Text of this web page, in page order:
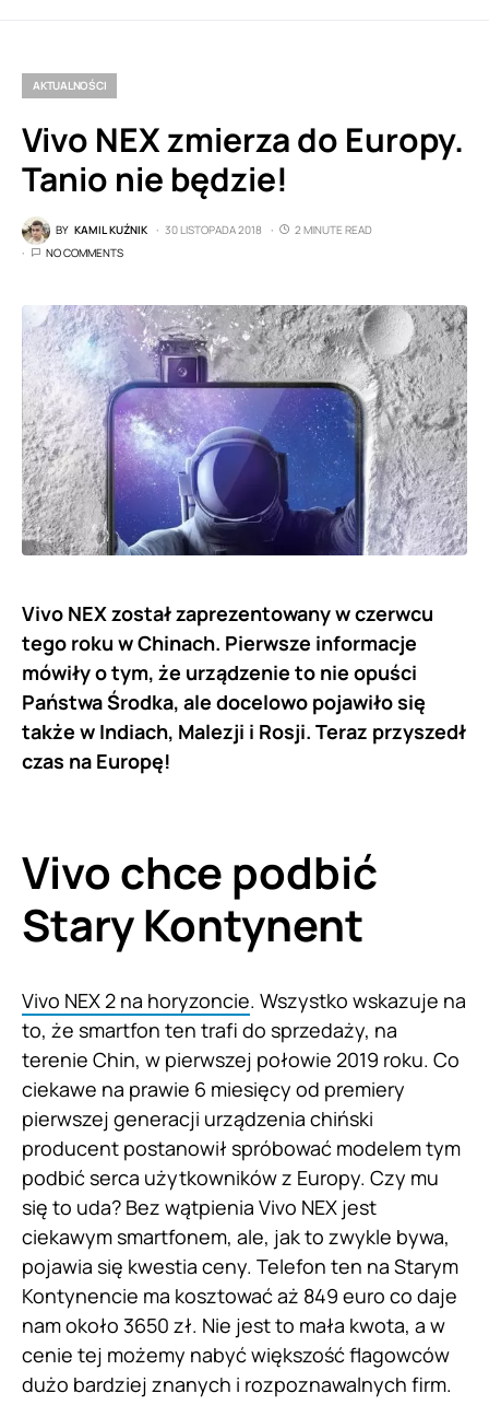
AKTUALNOŚCI
Vivo NEX zmierza do Europy.
Tanio nie będzie!
BY KAMIL KUŹNIK 30 LISTOPADA 2018
2 MINUTE READ
NO COMMENTS
Vivo NEX został zaprezentowany w czerwcu
tego roku w Chinach. Pierwsze informacje
mówiły o tym, że urządzenie to nie opuści
Państwa Środka, ale docelowo pojawiło się
także w Indiach, Malezji i Rosji. Teraz przyszedł
czas na Europę!
Vivo chce podbić
Stary Kontynent
Vivo NEX 2 na horyzoncie. Wszystko wskazuje na
to, że smartfon ten trafi do sprzedaży, na
terenie Chin, w pierwszej połowie 2019 roku. Co
ciekawe na prawie 6 miesięcy od premiery
pierwszej generacji urządzenia chiński
producent postanowił spróbować modelem tym
podbić serca użytkowników z Europy. Czy mu
się to uda? Bez wątpienia Vivo NEX jest
ciekawym smartfonem, ale, jak to zwykle bywa,
pojawia się kwestia ceny. Telefon ten na Starym
Kontynencie ma kosztować aż 849 euro co daje
nam około 3650 zł. Nie jest to mała kwota, a w
cenie tej możemy nabyć większość flagowców
dużo bardziej znanych i rozpoznawalnych firm.